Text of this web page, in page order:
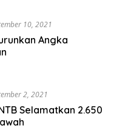
10, 2021
Angka
2, 2021
Selamatkan 2.650